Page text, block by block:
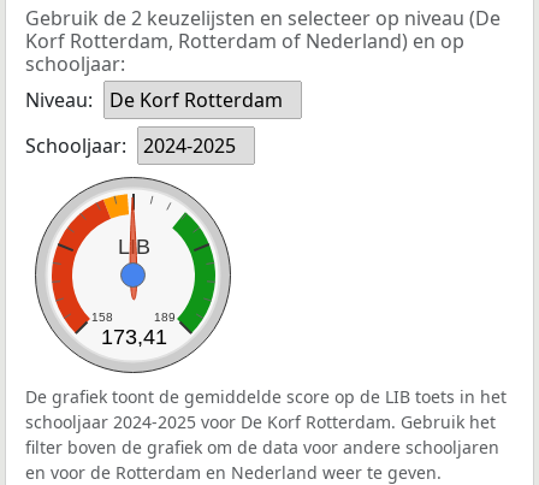
Gebruik de 2 keuzelijsten en selecteer op niveau (De
Korf Rotterdam, Rotterdam of Nederland) en op
schooljaar:
Niveau:
De Korf Rotterdam
Schooljaar:
2024-2025
LIB
158 189
173,41
De grafiek toont de gemiddelde score op de LIB toets in het
schooljaar 2024-2025 voor De Korf Rotterdam. Gebruik het
filter boven de grafiek om de data voor andere schooljaren
en voor de Rotterdam en Nederland weer te geven.